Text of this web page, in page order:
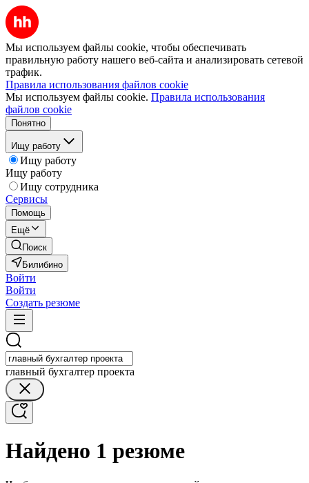
Мы используем файлы cookie, чтобы обеспечивать
правильную работу нашего веб-сайта и анализировать сетевой
трафик.
Правила использования файлов cookie
Мы используем файлы cookie. Правила использования
файлов cookie
Понятно
Ищу работу
Ищу работу
Ищу работу
Ищу сотрудника
Сервисы
Помощь
Ещё
Поиск
Билибино
Войти
Войти
Создать резюме
главный бухгалтер проекта
Найдено 1 резюме